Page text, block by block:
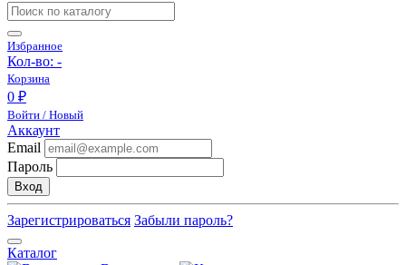
Избранное
Кол-во: -
Корзина
0 ₽
Войти / Новый
Аккаунт
Email
Пароль
Вход
Зарегистрироваться Забыли пароль?
Каталог